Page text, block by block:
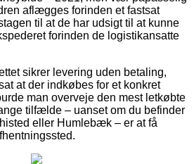
aflægges forinden et fastsat
til at de har udsigt til at kunne
forinden de logistikansatte
sikrer levering uden betaling,
at der indkøbes for et konkret
man overveje den mest letkøbte
tilfælde – uanset om du befinder
eller Humlebæk – er at få